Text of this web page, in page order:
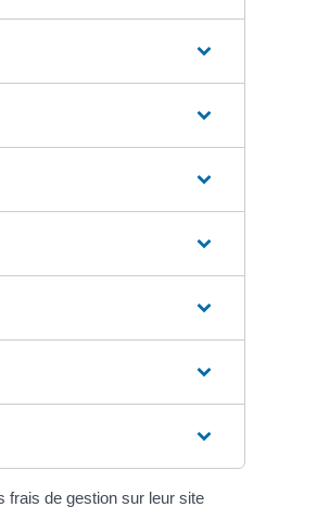
frais de gestion sur leur site